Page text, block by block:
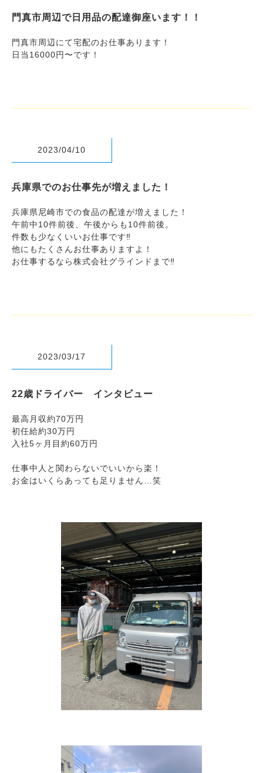
門真市周辺で日用品の配達御座います！！
門真市周辺にて宅配のお仕事あります！
日当16000円〜です！
2023/04/10
兵庫県でのお仕事先が増えました！
兵庫県尼崎市での食品の配達が増えました！
午前中10件前後、午後からも10件前後。
件数も少なくいいお仕事です‼︎
他にもたくさんお仕事ありますよ！
お仕事するなら株式会社グラインドまで‼︎
2023/03/17
22歳ドライバー インタビュー
最高月収約70万円
初任給約30万円
入社5ヶ月目約60万円
仕事中人と関わらないでいいから楽！
お金はいくらあっても足りません…笑